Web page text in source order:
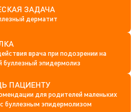
ЗАДАЧА
дерматит
врача при подозрении на
эпидермолиз
ПАЦИЕНТУ
для родителей маленьких
буллезным эпидермолизом